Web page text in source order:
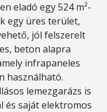
eladó egy 524 m²-
egy üres terület,
jól felszerelt
beton alapra
infrapaneles
használható.
lemezgarázs is
és saját elektromos